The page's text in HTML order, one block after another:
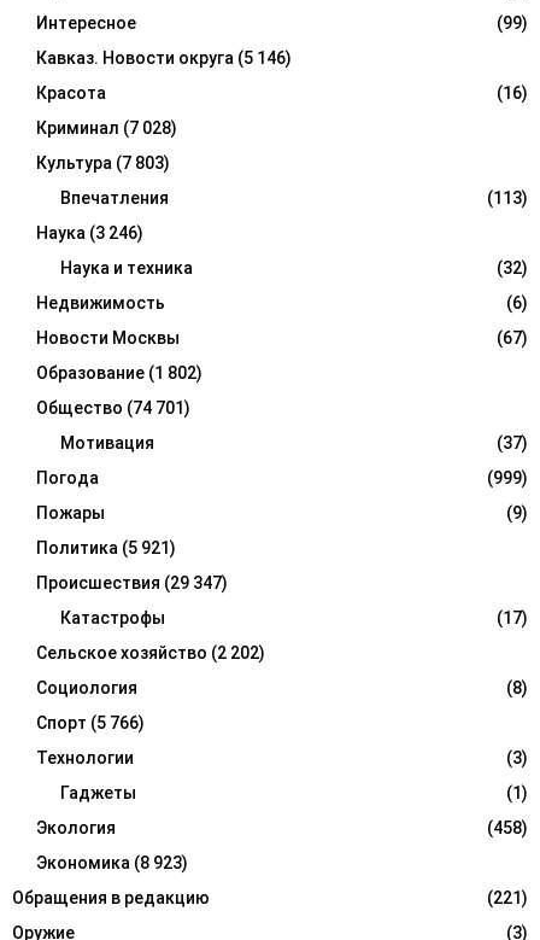
Интересное
(99)
Кавказ. Новости округа (5 146)
Красота
(16)
Криминал (7 028)
Культура (7 803)
Впечатления
(113)
Наука (3 246)
Наука и техника
(32)
Недвижимость
(6)
Новости Москвы
(67)
Образование (1 802)
Общество (74 701)
Мотивация
(37)
Погода
(999)
Пожары
(9)
Политика (5 921)
Происшествия (29 347)
Катастрофы
(17)
Сельское хозяйство (2 202)
Социология
(8)
Спорт (5 766)
Технологии
(3)
Гаджеты
(1)
Экология
(458)
Экономика (8 923)
Обращения в редакцию
(221)
Оружие
(3)